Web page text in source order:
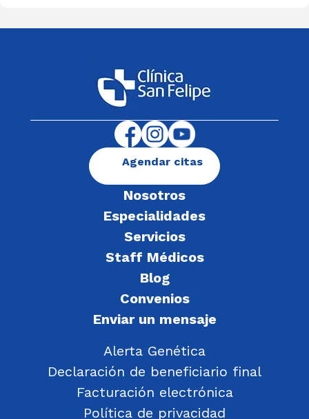
Nosotros
Especialidades
Servicios
Staff Médicos
Blog
Convenios
Enviar un mensaje
Alerta Genética
Declaración de beneficiario final
Facturación electrónica
Política de privacidad
Agendar citas